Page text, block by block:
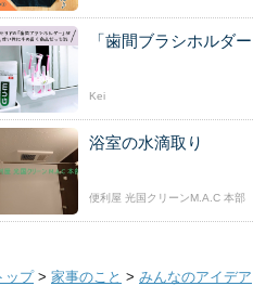
「歯間ブラシホルダ
Kei
浴室の水滴取り
便利屋 光国クリーンM.A.C 本部
ップ > 家事のこと > みんなのアイデア